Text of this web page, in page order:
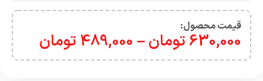
قیمت محصول:​
630,000تومان–
489,000 تومان